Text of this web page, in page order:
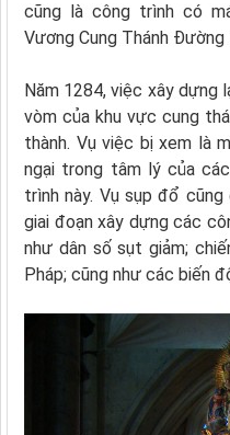
cũng là công trình có
Vương Cung Thánh Đường
Năm 1284, việc xây dựng
vòm của khu vực cung
thành. Vụ việc bị xem là
ngại trong tâm lý của
trình này. Vụ sụp đổ
giai đoạn xây dựng các
như dân số sụt giảm;
Pháp; cũng như các biến